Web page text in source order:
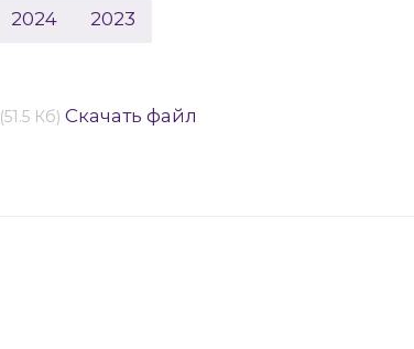
2024 2023
(51.5 Кб) Скачать файл